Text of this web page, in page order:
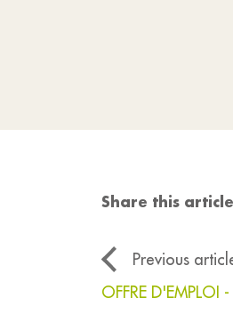
Share this article
Previous
OFFRE D'EMPLOI